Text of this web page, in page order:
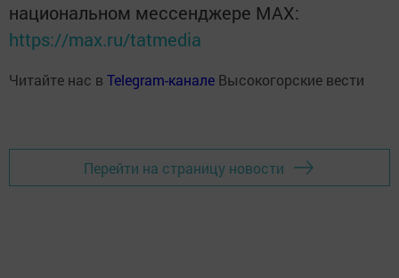
национальном мессенджере MАХ:
https://max.ru/tatmedia
Читайте нас в Telegram-канале Высокогорские вести
Перейти на страницу новости